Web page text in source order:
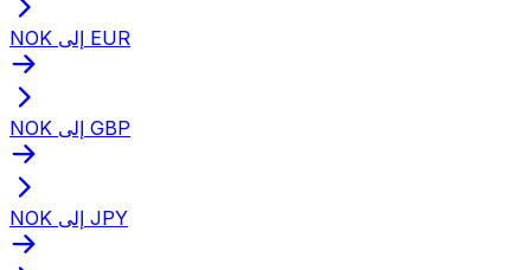
NOK إلى EUR
NOK إلى GBP
NOK إلى JPY